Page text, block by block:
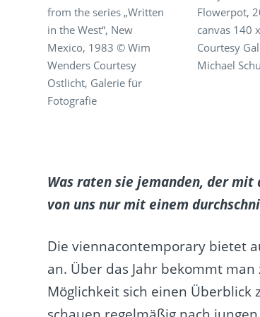
from the series „Written
in the West“, New
Mexico, 1983 © Wim
Wenders Courtesy
Ostlicht, Galerie für
Fotografie
Flowerpot,
canvas 140
Courtesy
Michael
Was raten sie jemanden, der
von uns nur mit einem
Die viennacontemporary bietet
an. Über das Jahr bekommt
Möglichkeit sich einen Überblick